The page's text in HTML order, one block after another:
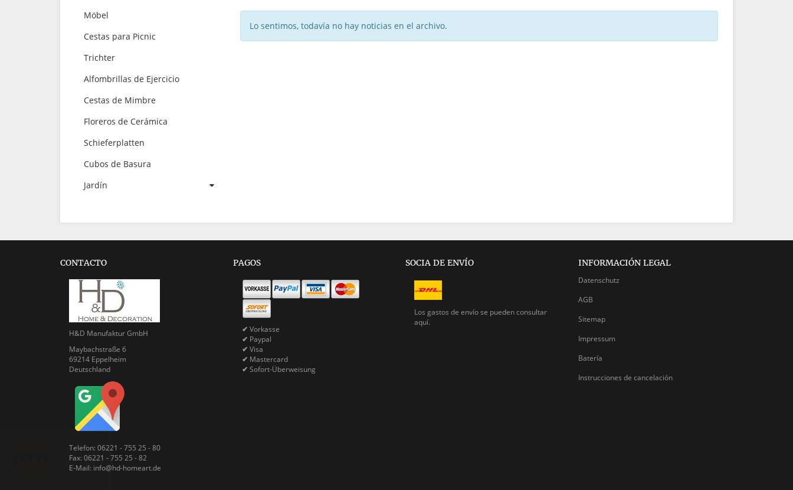
Lo sentimos, todavía no hay noticias en el archivo.
Möbel
Cestas para Picnic
Trichter
Alfombrillas de Ejercicio
Cestas de Mimbre
Floreros de Cerámica
Schieferplatten
Cubos de Basura
Jardín
CONTACTO
H&D Manufaktur GmbH
Maybachstraße 6
69214 Eppelheim
Deutschland
Telefon: 06221 - 755 25 - 80
Fax: 06221 - 755 25 - 82
E-Mail: info@hd-homeart.de
PAGOS
✔ Vorkasse
✔ Paypal
✔ Visa
✔ Mastercard
✔ Sofort-Überweisung
SOCIA DE ENVÍO
Los gastos de envío se puedenconsultar
aquí.
INFORMACIÓN LEGAL
Datenschutz
AGB
Sitemap
Impressum
Batería
Instrucciones de cancelación